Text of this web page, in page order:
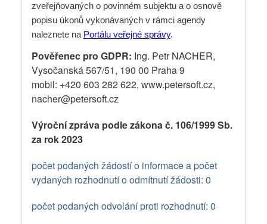
zveřejňovaných o povinném subjektu a o osnově
popisu úkonů vykonávaných v rámci agendy
naleznete na Portálu veřejné správy.
Pověřenec pro GDPR: Ing. Petr NACHER,
Vysočanská 567/51, 190 00 Praha 9
mobil: +420 603 282 622, www.petersoft.cz,
nacher@petersoft.cz
Výroční zpráva podle zákona č. 106/1999 Sb.
za rok 2023
počet podaných žádostí o informace a počet
vydaných rozhodnutí o odmítnutí žádosti: 0
počet podaných odvolání proti rozhodnutí: 0